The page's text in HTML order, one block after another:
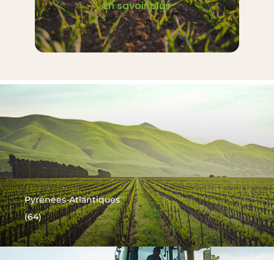
En savoir plus
Pyrénées-Atlantiques
(64)